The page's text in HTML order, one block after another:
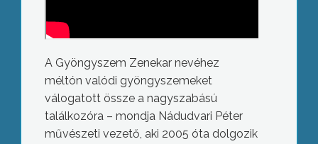
A Gyöngyszem Zenekar nevéhez
méltón valódi gyöngyszemeket
válogatott össze a nagyszabású
találkozóra – mondja Nádudvari Péter
művészeti vezető, aki 2005 óta dolgozik